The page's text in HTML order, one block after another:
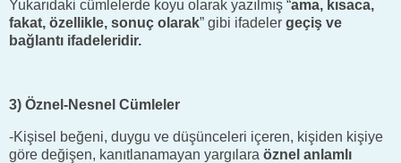
Yukarıdaki cümlelerde koyu olarak yazılmış “ama, kısaca,
fakat, özellikle, sonuç olarak” gibi ifadeler geçiş ve
bağlantı ifadeleridir.
3) Öznel-Nesnel Cümleler
-Kişisel beğeni, duygu ve düşünceleri içeren, kişiden kişiye
göre değişen, kanıtlanamayan yargılara öznel anlamlı